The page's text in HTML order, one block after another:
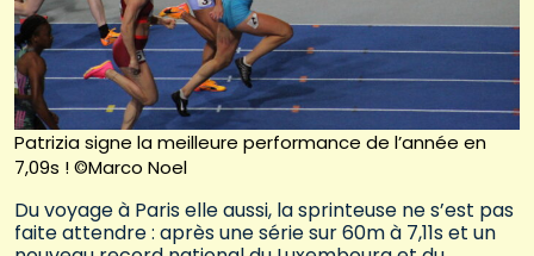
Patrizia signe la meilleure performance de l’année en
7,09s ! ©Marco Noel
Du voyage à Paris elle aussi, la sprinteuse ne s’est pas
faite attendre : après une série sur 60m à 7,11s et un